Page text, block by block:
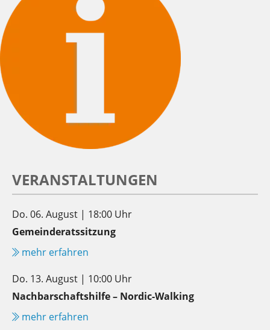
VERANSTALTUNGEN
Do. 06. August | 18:00 Uhr
Gemeinderatssitzung
mehr erfahren
Do. 13. August | 10:00 Uhr
Nachbarschaftshilfe – Nordic-Walking
mehr erfahren